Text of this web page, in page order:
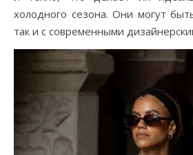
холодного сезона. Они могут
так и с современными